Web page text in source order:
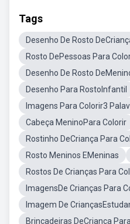
Tags
Desenho De Rosto
Rosto DePessoas Para
Desenho De Rosto
Desenho Para RostoInfantil
Imagens Para Colorir3
Cabeça MeninoPara Colorir
Rostinho DeCriança Para
Rosto Meninos EMeninas
Rostos De Crianças Para
ImagensDe Crianças Para
Imagem De
Brincadeiras DeCriança